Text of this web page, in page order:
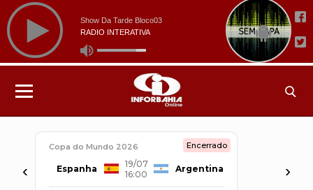
‹
Copa do Mundo 2026 Encerrado
Espanha
19/07
16:00
Argentina ›